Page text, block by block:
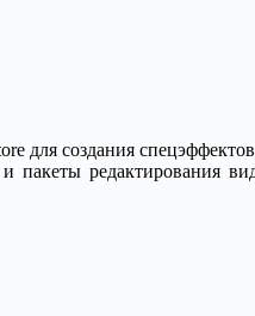
для создания
пакеты редактирования